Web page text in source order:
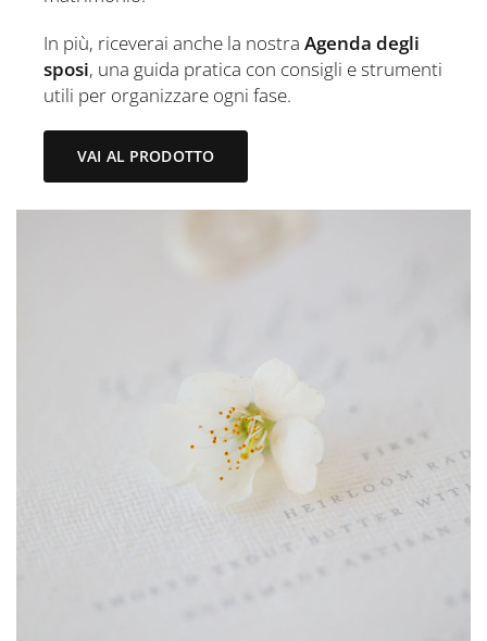
In più, riceverai anche la nostraAgenda degli
sposi, una guida pratica con consigli e strumenti
utili per organizzare ogni fase.
VAI AL PRODOTTO